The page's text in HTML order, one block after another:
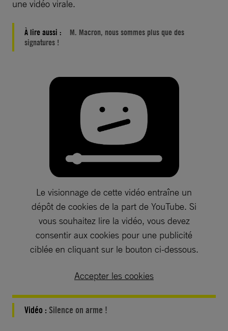
une vidéo virale.
À lire aussi :
M. Macron, nous sommes plus que des
signatures !
Le visionnage de cette vidéo entraîne un
dépôt de cookies de la part de YouTube. Si
vous souhaitez lire la vidéo, vous devez
consentir aux cookies pour une publicité
ciblée en cliquant sur le bouton ci-dessous.
Accepter les cookies
Vidéo : Silence on arme !